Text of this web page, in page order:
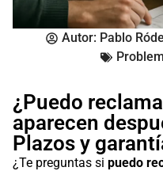
Autor: Pablo
¿Puedo
aparecen
Plazos y
¿Te preguntas si puedo